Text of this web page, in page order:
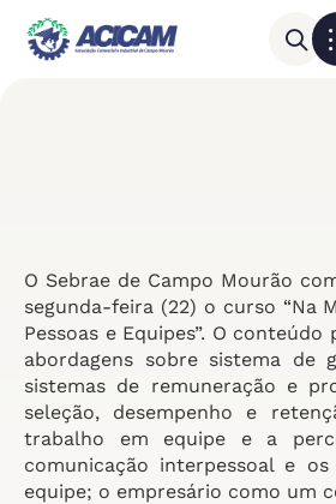
O Sebrae de Campo Mourão
segunda-feira (22) o curso “Na
Pessoas e Equipes”. O
abordagens sobre sistema de
sistemas de remuneração e
seleção, desempenho e
trabalho em equipe e a
comunicação interpessoal e
equipe; o empresário como um